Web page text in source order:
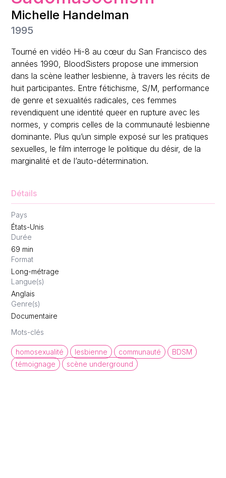
Michelle Handelman
1995
Tourné en vidéo Hi-8 au cœur du San Francisco des
années 1990, BloodSisters propose une immersion
dans la scène leather lesbienne, à travers les récits de
huit participantes. Entre fétichisme, S/M, performance
de genre et sexualités radicales, ces femmes
revendiquent une identité queer en rupture avec les
normes, y compris celles de la communauté lesbienne
dominante. Plus qu’un simple exposé sur les pratiques
sexuelles, le film interroge le politique du désir, de la
marginalité et de l’auto-détermination.
Détails
Pays
États-Unis
Durée
69 min
Format
Long-métrage
Langue(s)
Anglais
Genre(s)
Documentaire
Mots-clés
homosexualité lesbienne communauté
BDSM
témoignage
scène underground